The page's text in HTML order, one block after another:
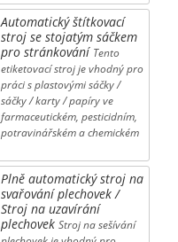
Automatický štítkovací
stroj se stojatým sáčkem
pro stránkování Tento
etiketovací stroj je vhodný pro
práci s plastovými sáčky /
sáčky / karty / papíry ve
farmaceutickém, pesticidním,
potravinářském a chemickém
Plně automatický stroj na
svařování plechovek /
Stroj na uzavírání
plechovek Stroj na sešívání